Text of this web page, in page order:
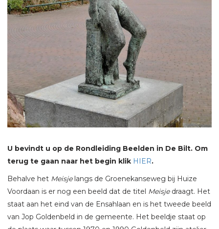
U bevindt u op de Rondleiding Beelden in De Bilt. Om
terug te gaan naar het begin klik HIER.
Behalve het Meisjelangs de Groenekanseweg bij Huize
Voordaan is er nog een beeld dat de titel Meisjedraagt. Het
staat aan het eind van de Ensahlaan en is het tweede beeld
van Jop Goldenbeld in de gemeente. Het beeldje staat op